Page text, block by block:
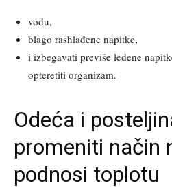
vodu,
blago rashlađene napitke,
i izbegavati previše ledene
opteretiti organizam.
Odeća i
promeniti način
podnosi toplotu